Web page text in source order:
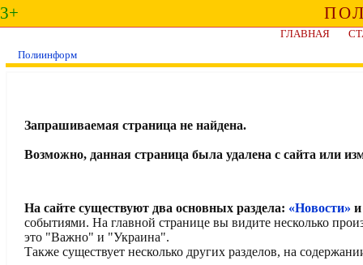
3+
ГЛАВНАЯ
Полиинформ
Запрашиваемая страница не найдена.
Возможно, данная страница была удалена с сайта или
На сайте существуют два основных раздела: «Новости»
событиями. На главной странице вы видите несколько
это "Важно" и "Украина".
Также существует несколько других разделов, на